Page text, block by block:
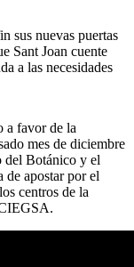
sus nuevas puertas
Sant Joan cuente
a las necesidades
a favor de la
mes de diciembre
del Botánico y el
de apostar por el
centros de la